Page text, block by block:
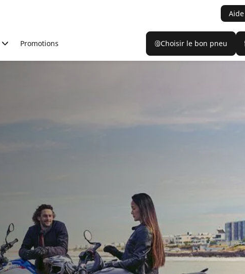
Aide
Promotions Choisir le bon pneu